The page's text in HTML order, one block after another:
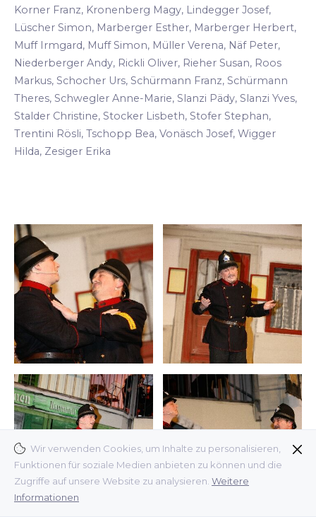
Wir verwenden Cookies, um Inhalte zu personalisieren,
Funktionen für soziale Medien anbieten zu können und die
Zugriffe auf unsere Website zu analysieren. Weitere
Informationen
Korner Franz, Kronenberg Magy, Lindegger Josef,
Lüscher Simon, Marberger Esther, Marberger Herbert,
Muff Irmgard, Muff Simon, Müller Verena, Näf Peter,
Niederberger Andy, Rickli Oliver, Rieher Susan, Roos
Markus, Schocher Urs, Schürmann Franz, Schürmann
Theres, Schwegler Anne-Marie, Slanzi Pädy, Slanzi Yves,
Stalder Christine, Stocker Lisbeth, Stofer Stephan,
Trentini Rösli, Tschopp Bea, Vonäsch Josef, Wigger
Hilda, Zesiger Erika